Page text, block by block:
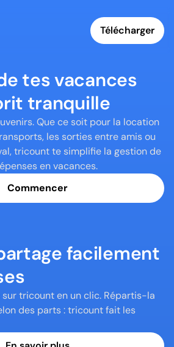
Télécharger
tes vacances
tranquille
Que ce soit pour la location
les sorties entre amis ou
tricount te simplifie la gestion de
en vacances.
Commencer
facilement
tricount en un clic. Répartis-la
des parts : tricount fait les